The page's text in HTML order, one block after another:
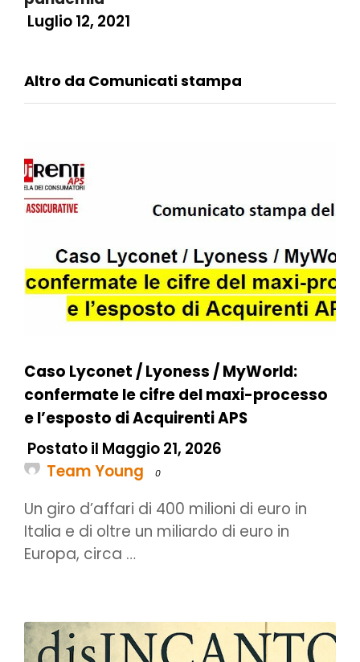
Luglio 12, 2021
Altro da Comunicati stampa
Caso Lyconet / Lyoness / MyWorld:
confermate le cifre del maxi-processo
e l’esposto di Acquirenti APS
Postato il Maggio 21, 2026
Team Young
0
Un giro d’affari di 400 milioni di euro in
Italia e di oltre un miliardo di euro in
Europa, circa …